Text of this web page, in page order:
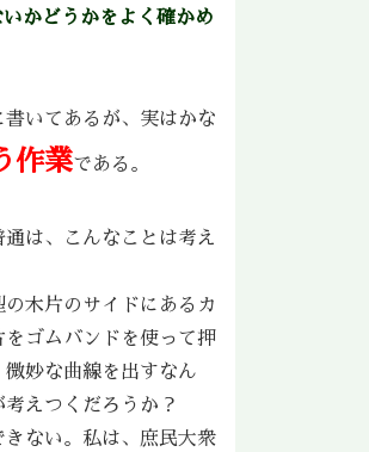
かどうかをよく確かめ
いてあるが、実はかな
作業である。
は、こんなことは考え
木片のサイドにあるカ
ゴムバンドを使って押
微妙な曲線を出すなん
えつくだろうか？
きない。私は、庶民大衆